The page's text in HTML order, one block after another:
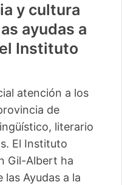
y cultura
ayudas a
Instituto
atención a los
de
literario
El Instituto
Gil-Albert ha
las Ayudas a la